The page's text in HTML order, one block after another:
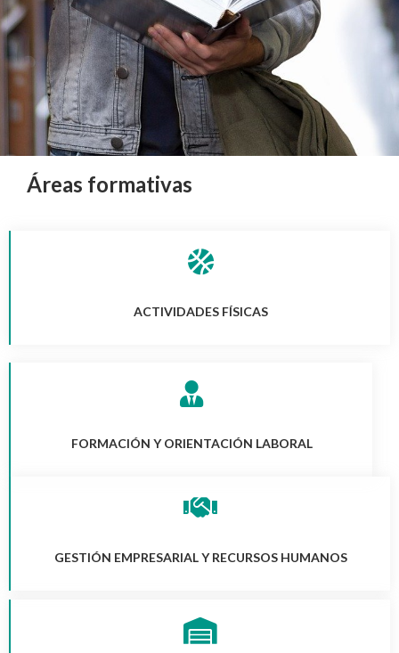
Áreas formativas
ACTIVIDADES FÍSICAS
FORMACIÓN Y ORIENTACIÓN LABORAL
GESTIÓN EMPRESARIAL Y RECURSOS HUMANOS